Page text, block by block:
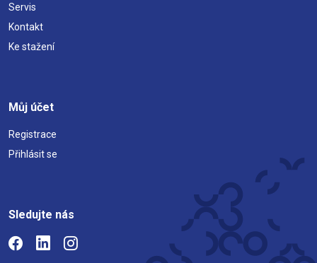
Servis
Kontakt
Ke stažení
Můj účet
Registrace
Přihlásit se
Sledujte nás